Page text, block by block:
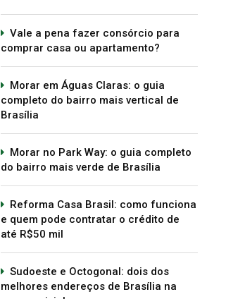
Vale a pena fazer consórcio para
comprar casa ou apartamento?
Morar em Águas Claras: o guia
completo do bairro mais vertical de
Brasília
Morar no Park Way: o guia completo
do bairro mais verde de Brasília
Reforma Casa Brasil: como funciona
e quem pode contratar o crédito de
até R$50 mil
Sudoeste e Octogonal: dois dos
melhores endereços de Brasília na